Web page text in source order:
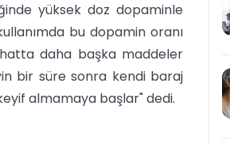
yüksek doz dopaminle
bu dopamin oranı
daha başka maddeler
bir süre sonra kendi baraj
almamaya başlar" dedi.